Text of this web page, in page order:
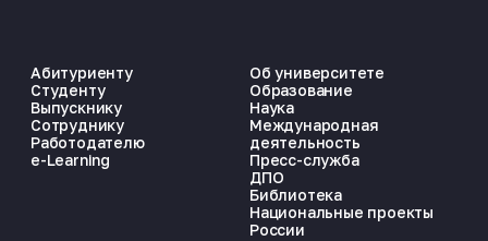
Абитуриенту
Студенту
Выпускнику
Сотруднику
Работодателю
e-Learning
Об университете
Образование
Наука
Международная
деятельность
Пресс-служба
ДПО
Библиотека
Национальные проекты
России